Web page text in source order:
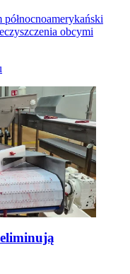
obcymi
eliminują